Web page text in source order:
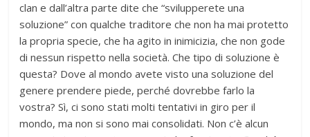
clan e dall’altra parte dite che “svilupperete una
soluzione” con qualche traditore che non ha mai protetto
la propria specie, che ha agito in inimicizia, che non gode
di nessun rispetto nella società. Che tipo di soluzione è
questa? Dove al mondo avete visto una soluzione del
genere prendere piede, perché dovrebbe farlo la
vostra? Sì, ci sono stati molti tentativi in giro per il
mondo, ma non si sono mai consolidati. Non c’è alcun